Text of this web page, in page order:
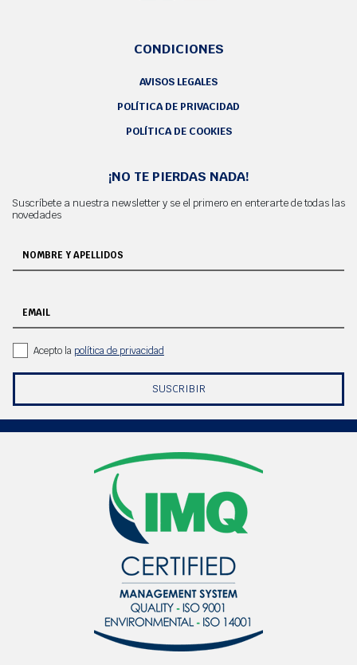
CONDICIONES
AVISOS LEGALES
POLÍTICA DE PRIVACIDAD
POLÍTICA DE COOKIES
¡NO TE PIERDAS NADA!
Suscríbete a nuestra newsletter y se el primero en enterarte de todas las
novedades
NOMBRE Y APELLIDOS
EMAIL
Acepto la política de privacidad
SUSCRIBIR